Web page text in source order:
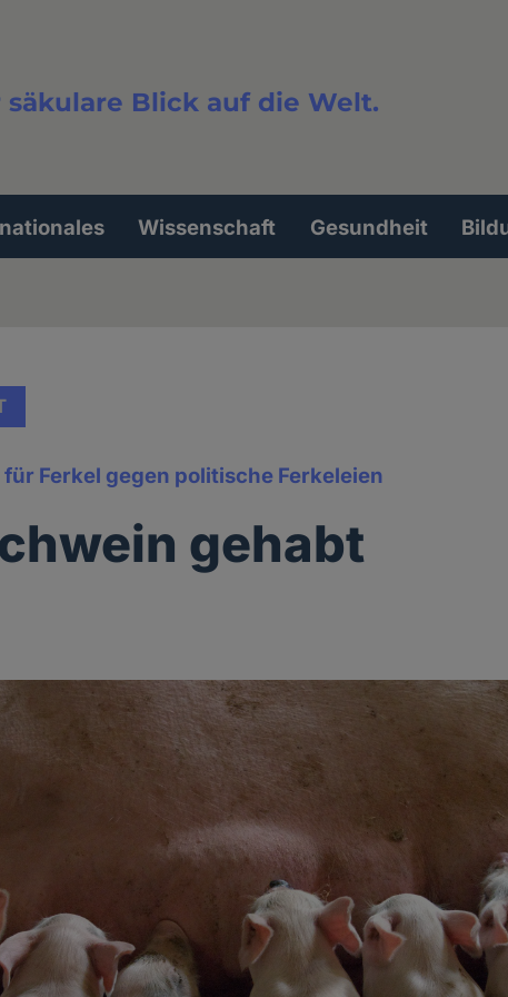
säkulare Blick auf die Welt.
Wissenschaft Gesundheit
Ferkel gegen politische Ferkeleien
gehabt